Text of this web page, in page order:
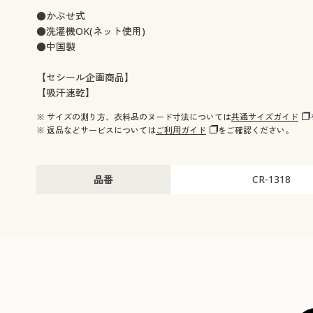
●かぶせ式
●洗濯機OK(ネット使用)
●中国製
【セシール企画商品】
【吸汗速乾】
※ サイズの測り方、衣料品のヌード寸法については共通サイズガイド
※ 返品などサービスについてはご利用ガイド をご確認ください。
品番 CR-1318